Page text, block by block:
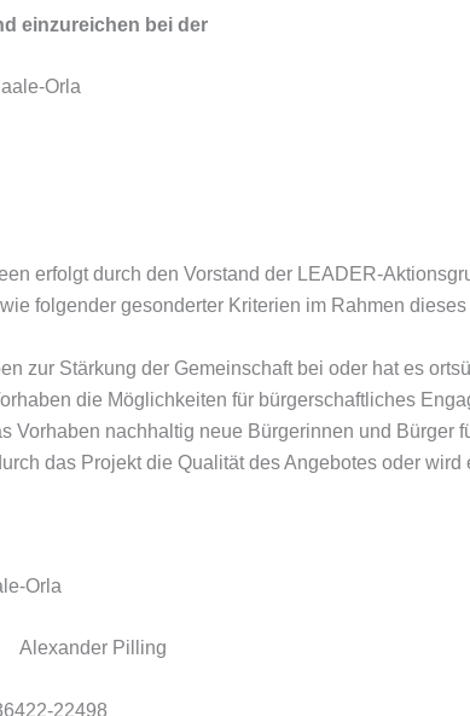
einzureichen bei der
Orla
erfolgt durch den Vorstand der LEADER-
folgender gesonderter Kriterien im Rahmen dieses
zur Stärkung der Gemeinschaft bei oder hat es
die Möglichkeiten für bürgerschaftliches
Vorhaben nachhaltig neue Bürgerinnen und Bürger
das Projekt die Qualität des Angebotes oder
Orla
Pilling
22498